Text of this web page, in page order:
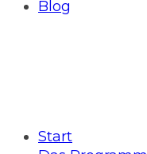
Blog
Start